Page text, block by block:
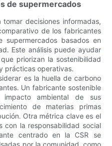
de supermercados
decisiones informadas,
de los fabricantes
basados ​​en
Este análisis puede ayudar
priorizan la sostenibilidad
prácticas operativas.
es la huella de carbono
Un fabricante sostenible
ambiental de sus
de materias primas
Otra métrica clave es el
con la responsabilidad social
centrado en la CSR se